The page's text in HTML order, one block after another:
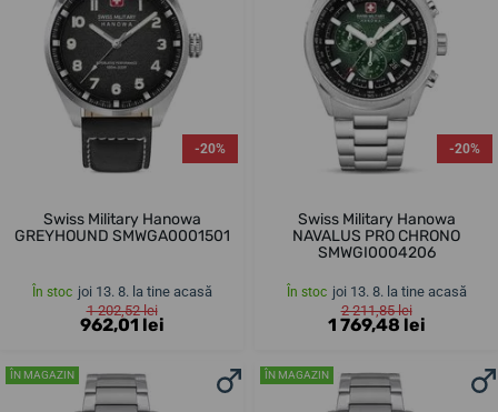
-20%
Swiss Military Hanowa
GREYHOUND SMWGA0001501
În stoc joi 13. 8. la tine acasă
1 202,52 lei
962,01 lei
-20%
Swiss Military Hanowa
NAVALUS PRO CHRONO
SMWGI0004206
În stoc joi 13. 8. la tine acasă
2 211,85 lei
1 769,48 lei
ÎN MAGAZIN ÎN MAGAZIN